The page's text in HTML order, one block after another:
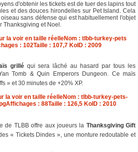
d'obtenir les tickets est de tuer des lapins tout
et des douces hirondelles sur Pet Island. Cela
sans défense qui est habituellement l'objet
Thanksgiving et Noel.
grilléqui sera lâché au hasard par tous les
Tomb & Quin Emperors Dungeon. Ce maïs
» et 30 minutes de +20% XP.
de TLBB offre aux joueurs la Thanksgiving Gift
« Tickets Dindes », une monture redoutable et